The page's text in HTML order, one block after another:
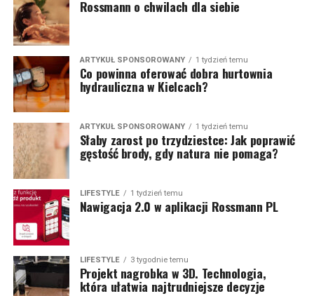
Rossmann o chwilach dla siebie
ARTYKUŁ SPONSOROWANY 1 tydzień temu
Co powinna oferować dobra hurtownia
hydrauliczna w Kielcach?
ARTYKUŁ SPONSOROWANY 1 tydzień temu
Słaby zarost po trzydziestce: Jak poprawić
gęstość brody, gdy natura nie pomaga?
LIFESTYLE 1 tydzień temu
Nawigacja 2.0 w aplikacji Rossmann PL
LIFESTYLE 3 tygodnie temu
Projekt nagrobka w 3D. Technologia,
która ułatwia najtrudniejsze decyzje